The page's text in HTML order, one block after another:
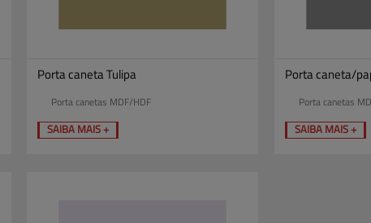
Porta caneta Tulipa
Porta canetas MDF/HDF
SAIBA MAIS +
Porta caneta/
Porta canetas
SAIBA MAIS +